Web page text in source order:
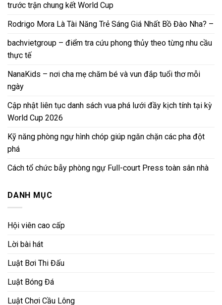
trước trận chung kết World Cup
Rodrigo Mora Là Tài Năng Trẻ Sáng Giá Nhất Bồ Đào Nha? –
bachvietgroup – điểm tra cứu phong thủy theo từng nhu cầu
thực tế
NanaKids – nơi cha mẹ chăm bé và vun đắp tuổi thơ mỗi
ngày
Cập nhật liên tục danh sách vua phá lưới đầy kịch tính tại kỳ
World Cup 2026
Kỹ năng phòng ngự hình chóp giúp ngăn chặn các pha đột
phá
Cách tổ chức bẫy phòng ngự Full-court Press toàn sân nhà
DANH MỤC
Hội viên cao cấp
Lời bài hát
Luật Bơi Thi Đấu
Luật Bóng Đá
Luật Chơi Cầu Lông